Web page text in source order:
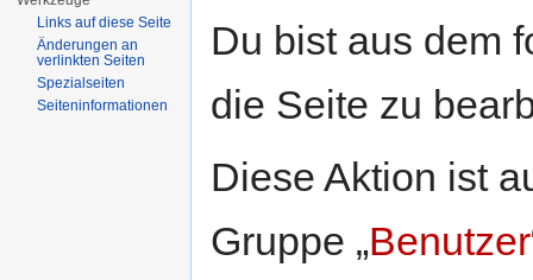
Du bist aus dem
die Seite zu
Diese Aktion ist
Gruppe „Benutzer
Links auf diese Seite
Änderungen an
verlinkten Seiten
Spezialseiten
Seiten­informationen